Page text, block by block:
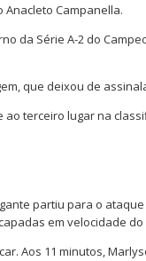
Campanella.
da Série A-2 do
que deixou de
terceiro lugar na
partiu para o
em velocidade
Aos 11 minutos,